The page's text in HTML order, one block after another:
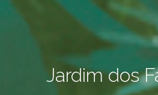
Jardim dos